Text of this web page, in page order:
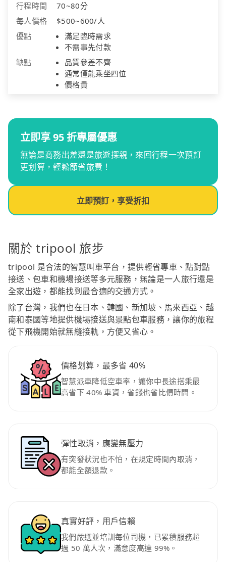
行程時間
70~80分
每人價格
$500~600/人
優點
滿足臨時需求
不需事先付款
缺點
品質參差不齊
通常僅能乘坐四位
價格貴
立即享 95 折專屬優惠
無論是商務出差還是旅遊探親，來回行程一次預訂
更划算，輕鬆節省旅費！
立即預訂，享受折扣
關於 tripool 旅步
tripool 是合法的智慧叫車平台，提供輕省專車、點對點
接送、包車和機場接送等多元服務，無論是一人旅行還是
全家出遊，都能找到最合適的交通方式。
除了台灣，我們也在日本、韓國、新加坡、馬來西亞、越
南和泰國等地提供機場接送與景點包車服務，讓你的旅程
從下飛機開始就無縫接軌，方便又省心。
價格划算，最多省 40%
智慧派車降低空車率，讓你中長途搭乘最
高省下 40% 車資，省錢也省比價時間。
彈性取消，應變無壓力
有突發狀況也不怕，在規定時間內取消，
都能全額退款。
真實好評，用戶信賴
我們嚴選並培訓每位司機，已累積服務超
過 50 萬人次，滿意度高達 99%。